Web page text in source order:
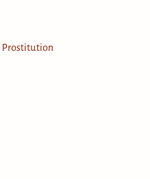
Prostitution